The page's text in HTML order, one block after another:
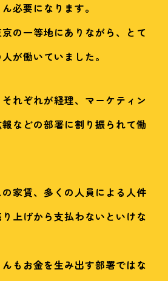
必要になります。
の一等地にありながら、とて
が働いていました。
れぞれが経理、マーケティン
などの部署に割り振られて働
家賃、多くの人員による人件
上げから支払わないといけな
もお金を生み出す部署ではな